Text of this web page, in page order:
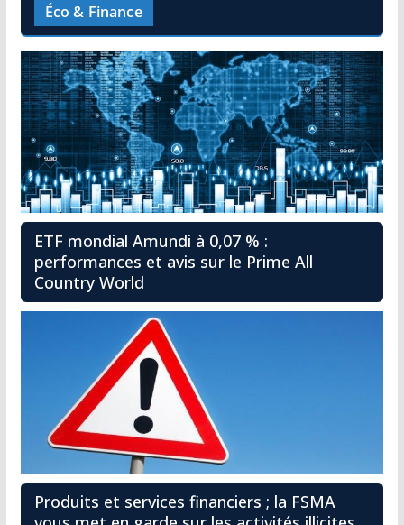
Éco & Finance
ETF mondial Amundi à 0,07 % :
performances et avis sur le Prime All
Country World
Produits et services financiers ; la FSMA